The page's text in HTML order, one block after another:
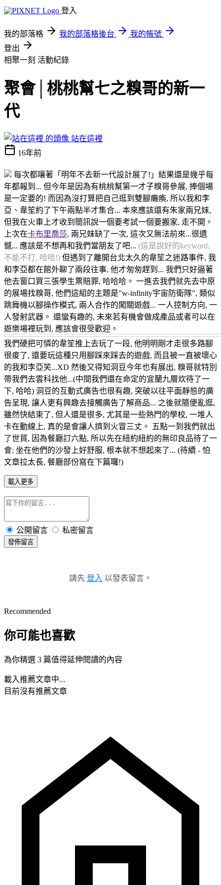
登入
我的部落格 我的部落格後台
我的帳號
登出
相聚一刻 活動紀錄
聚會│桃桃幫七之糗哥的新一
代
站在這裡
16年前
每次都嚷著「明年不去新一代設計展了!」結果還是幾乎每
年都報到... 但今年是因為有桃桃幫第一才子糗哥參展, 捧個場
是一定要的! 而因為沒打算把自己逛到雙腳癱瘓, 所以我和李
亞、韋笙約了下午兩點半才集合... 本來應該還有朱家兩兄妹,
但我在火車上才收到簡訊說一個要考試一個要搬家, 走不開。
上次在卡布里喬莎, 兩兄妹缺了一次, 這次又無法前來...很遺
憾... 應該是不想再和我們當朋友了吧... (這是說好的keyword,
不能不打, 哈哈!) 但遇到了離開台北太久的韋笙之迷路事件, 我
和李亞都在館外聊了兩段往事, 他才匆匆趕到... 我們只好逼著
他去窗口買三張學生票賠罪, 哈哈哈。 一進去我們就先去中原
的展場找糗哥, 他們這組的主題是"w-infinity宇宙防衛隊", 類似
跳舞機以腳操作模式, 兩人合作的闖關遊戲... 一人控制方向, 一
人發射武器。 還蠻有趣的, 未來若有機會做成產品或者可以在
遊樂場裡玩到, 應該會很受歡迎。
我們硬把可憐的韋笙推上去玩了一段, 他明明剛才走很多路腳
很痠了, 還要玩這種只用腳踩來踩去的遊戲, 而且被一直被壞心
的我和李亞笑...XD 然後又得知洞豆今年也有展出, 糗哥就特別
帶我們去雲科找他...(中間我們還在命定的宜蘭九層炊待了一
下, 哈哈) 洞豆的互動式廣告也很有趣, 突破以往平面靜態的廣
告呈現, 讓人更有興趣去接觸廣告了解商品... 之後就隨便亂逛,
雖然快結束了, 但人還是很多, 尤其是一些熱門的學校, 一堆人
卡在動線上, 真的是會讓人擠到火冒三丈。 五點一到我們就出
了世貿, 因為餐廳訂六點, 所以先在紐約紐約的無印良品待了一
會; 坐在他們的沙發上好舒服, 根本就不想起來了... (待續 - 怕
文章拉太長, 餐廳部份寫在下篇囉!)
載入更多
公開留言 私密留言
發佈留言
請先 登入 以發表留言。
Recommended
你可能也喜歡
為你精選 3 篇值得延伸閱讀的內容
載入推薦文章中...
目前沒有推薦文章